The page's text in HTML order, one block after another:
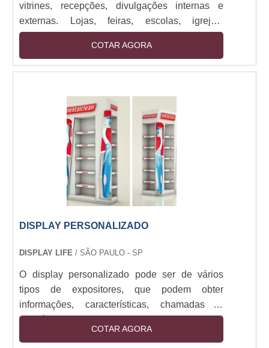
vitrines, recepções, divulgações internas e
externas. Lojas, feiras, escolas, igrejas,
empresas de todos os portes. Impressos em
lona de até 1,60M com bastões e cordão.
Impressão digital em alta resolução. Sendo
recepções, divulgações internas e externas.
Alta durabilidade, visual impactante, fácil
instalação. Cores vivas, prazo ágil, acabamento
reforçado para maior resistência.
COTAR AGORA
DISPLAY PERSONALIZADO
DISPLAY LIFE / SÃO PAULO - SP
O display personalizado pode ser de vários
tipos de expositores, que podem obter
informações, características, chamadas e,
também, promoções e campanhas de produtos
e serviços. Esses displays podem ser
COTAR AGORA